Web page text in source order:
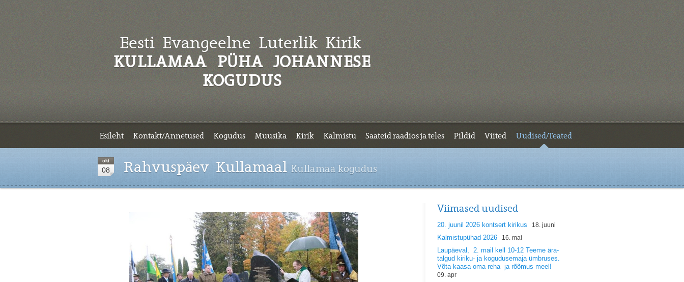
Eesti Evangeelne Luterlik Kirik
KULLAMAA PÜHA JOHANNESE
KOGUDUS
Esileht Kontakt/Annetused Kogudus Muusika Kirik Kalmistu Saateid raadios ja teles Pildid Viited Uudised/Teated
okt
08 Rahvuspäev Kullamaal Kullamaa kogudus
Viimased uudised
20. juunil 2026 kontsert kirikus 18. juuni
Kalmistupühad 2026 16. mai
Laupäeval, 2. mail kell 10-12 Teeme ära-
talgud kiriku- ja kogudusemaja ümbruses.
Võta kaasa oma reha ja rõõmus meel!
09. apr